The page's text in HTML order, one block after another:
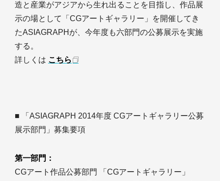
造と産業がアジアから生れ出ることを目指し、作品展
示の場として「CGアートギャラリー」を開催してき
たASIAGRAPHが、今年度も六部門の公募展示を実施
する。
詳しくは こちら
■ 「ASIAGRAPH 2014年度 CGアートギャラリー公募
展示部門」募集要項
第一部門：
CGアート作品公募部門 「CGアートギャラリー」